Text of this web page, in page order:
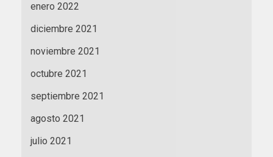
enero 2022
diciembre 2021
noviembre 2021
octubre 2021
septiembre 2021
agosto 2021
julio 2021